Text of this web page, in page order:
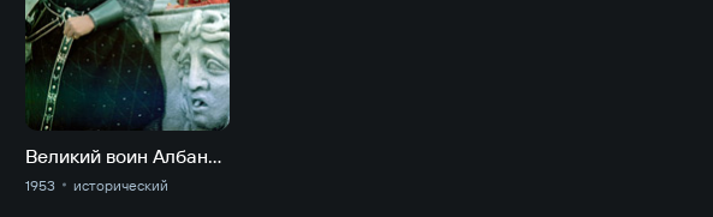
Великий воин Албании Скандербег
1953 исторический